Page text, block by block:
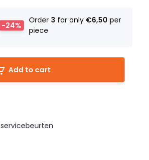
-24%
Order 3 for only €6,50 per
piece
Add to cart